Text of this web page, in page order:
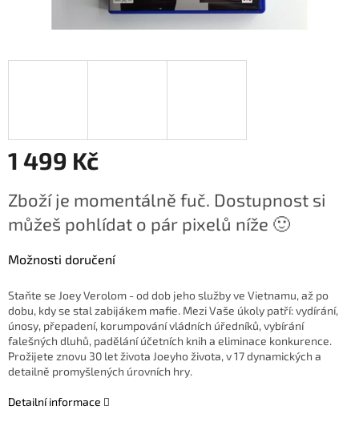
1 499 Kč
cena:
Zboží je momentálně fuč. Dostupnost si
můžeš pohlídat o pár pixelů níže 🙂
Možnosti doručení
Staňte se Joey Verolom - od dob jeho služby ve Vietnamu, až po
dobu, kdy se stal zabijákem mafie. Mezi Vaše úkoly patří: vydírání,
únosy, přepadení, korumpování vládních úředníků, vybírání
falešných dluhů, padělání účetních knih a eliminace konkurence.
Prožijete znovu 30 let života Joeyho života, v 17 dynamických a
detailně promyšlených úrovních hry.
Detailní informace